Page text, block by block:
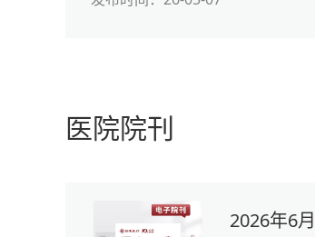
医院院刊
2026年6